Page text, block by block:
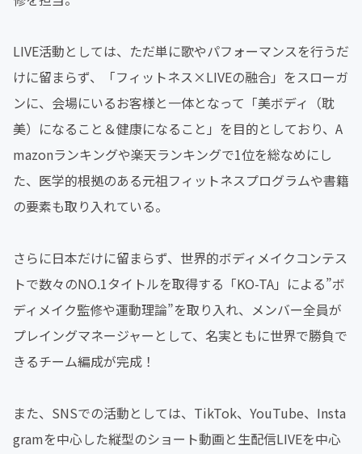
LIVE活動としては、ただ単に歌やパフォーマンスを行うだ
けに留まらず、「フィットネス×LIVEの融合」をスローガ
ンに、会場にいるお客様と一体となって「美ボディ（耽
美）になること＆健康になること」を目的としており、A
mazonランキングや楽天ランキングで1位を総なめにし
た、医学的根拠のある元祖フィットネスプログラムや書籍
の要素も取り入れている。
さらに日本だけに留まらず、世界的ボディメイクコンテス
トで数々のNO.1タイトルを取得する「KO-TA」による”ボ
ディメイク監修や運動理論”を取り入れ、メンバー全員が
プレイングマネージャーとして、名実ともに世界で勝負で
きるチーム編成が完成！
また、SNSでの活動としては、TikTok、YouTube、Insta
gramを中心した縦型のショート動画と生配信LIVEを中心